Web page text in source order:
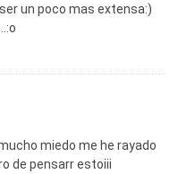
un poco mas extensa:)
miedo me he rayado
de pensarr estoiii